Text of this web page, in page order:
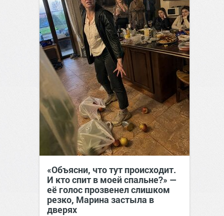
«Объясни, что тут происходит.
И кто спит в моей спальне?» —
её голос прозвенел слишком
резко, Марина застыла в
дверях